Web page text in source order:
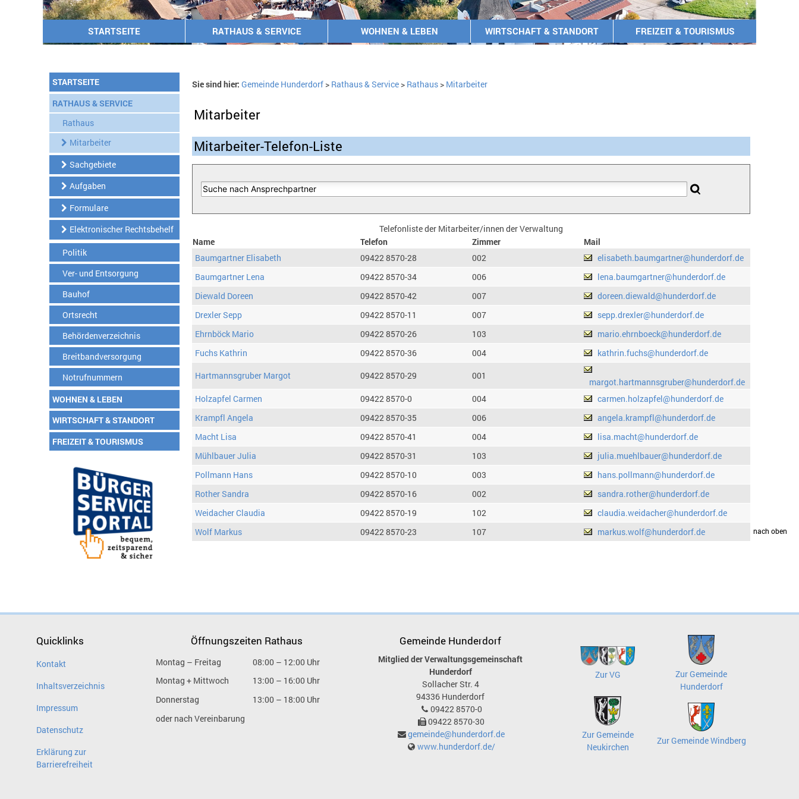
STARTSEITE RATHAUS & SERVICE WOHNEN & LEBEN WIRTSCHAFT & STANDORT FREIZEIT & TOURISMUS
STARTSEITE
RATHAUS & SERVICE
Rathaus
Mitarbeiter
Sachgebiete
Aufgaben
Formulare
Elektronischer Rechtsbehelf
Politik
Ver- und Entsorgung
Bauhof
Ortsrecht
Behördenverzeichnis
Breitbandversorgung
Notrufnummern
WOHNEN & LEBEN
WIRTSCHAFT & STANDORT
FREIZEIT & TOURISMUS
Sie sind hier: Gemeinde Hunderdorf> Rathaus & Service> Rathaus> Mitarbeiter
Mitarbeiter
Mitarbeiter-Telefon-Liste
Telefonliste der Mitarbeiter/innen der Verwaltung
Name
Telefon Zimmer
Mail
Baumgartner Elisabeth
09422 8570-28 002
elisabeth.baumgartner@hunderdorf.de
Baumgartner Lena
09422 8570-34 006
lena.baumgartner@hunderdorf.de
Diewald Doreen
09422 8570-42 007
doreen.diewald@hunderdorf.de
Drexler Sepp
09422 8570-11 007
sepp.drexler@hunderdorf.de
Ehrnböck Mario
09422 8570-26 103
mario.ehrnboeck@hunderdorf.de
Fuchs Kathrin
09422 8570-36 004
kathrin.fuchs@hunderdorf.de
Hartmannsgruber Margot
09422 8570-29 001
margot.hartmannsgruber@hunderdorf.de
Holzapfel Carmen
09422 8570-0 004
carmen.holzapfel@hunderdorf.de
Krampfl Angela
09422 8570-35 006
angela.krampfl@hunderdorf.de
Macht Lisa
09422 8570-41 004
lisa.macht@hunderdorf.de
Mühlbauer Julia
09422 8570-31 103
julia.muehlbauer@hunderdorf.de
Pollmann Hans
09422 8570-10 003
hans.pollmann@hunderdorf.de
Rother Sandra
09422 8570-16 002
sandra.rother@hunderdorf.de
Weidacher Claudia
09422 8570-19 102
claudia.weidacher@hunderdorf.de
Wolf Markus
09422 8570-23 107 markus.wolf@hunderdorf.dedrucken nach oben
Quicklinks
Kontakt
Inhaltsverzeichnis
Impressum
Datenschutz
Erklärung zur
Barrierefreiheit
Öffnungszeiten Rathaus
Montag – Freitag
08:00 – 12:00 Uhr
Montag + Mittwoch
13:00 – 16:00 Uhr
Donnerstag
13:00 – 18:00 Uhr
oder nach Vereinbarung
Gemeinde Hunderdorf
Mitglied der Verwaltungsgemeinschaft
Hunderdorf
Sollacher Str. 4
94336 Hunderdorf
09422 8570-0
09422 8570-30
gemeinde@hunderdorf.de
www.hunderdorf.de/
Zur VG
Zur Gemeinde
Hunderdorf
Zur Gemeinde
Neukirchen
Zur Gemeinde Windberg